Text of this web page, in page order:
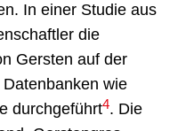
In einer Studie aus
die
Gersten auf der
wie
durchgeführt4. Die